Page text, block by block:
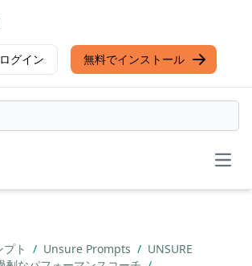
ログイン 無料でインストール
ト / Unsure Prompts / UNSURE